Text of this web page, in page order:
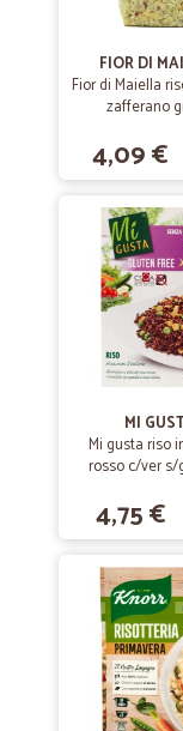
Servizio
Servizio
conservati
usero'anche quando
Ottimamente
Ottimamente.
—
Sicuramente da
extravergine d'oliva)
prodotto, prezzo
imballaggio perfetto!
—
Avevo bisogno di
FIOR DI
Fior di Maiella
zafferano
4,09 €
MI
Mi gusta riso
rosso c/ver s/
4,75 €